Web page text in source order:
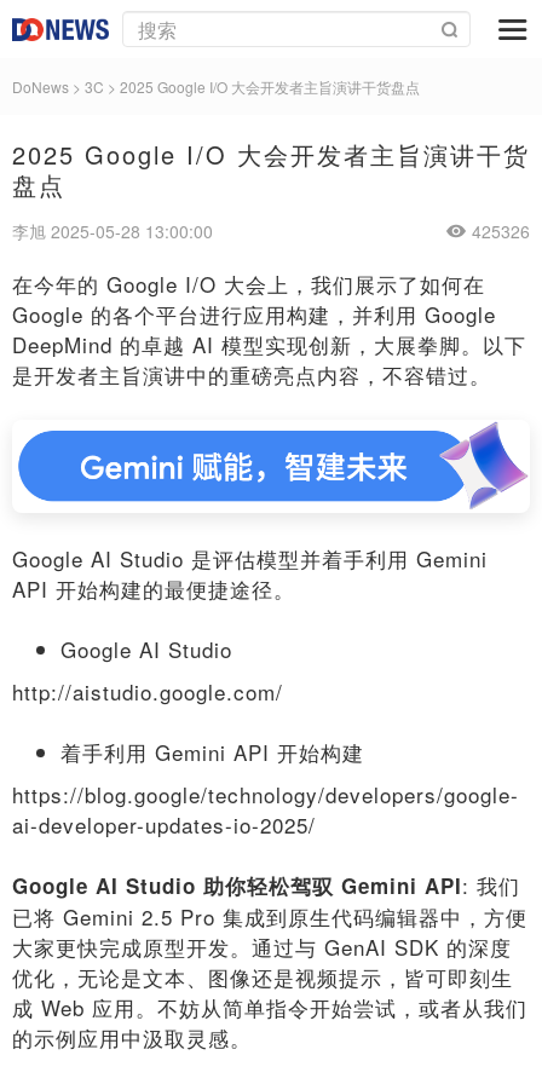
DoNews > 3C > 2025 Google I/O 大会开发者主旨演讲干货盘点
2025 Google I/O 大会开发者主旨演讲干货
盘点
李旭 2025-05-28 13:00:00 425326
在今年的 Google I/O 大会上，我们展示了如何在
Google 的各个平台进行应用构建，并利用 Google
DeepMind 的卓越 AI 模型实现创新，大展拳脚。以下
是开发者主旨演讲中的重磅亮点内容，不容错过。
Google AI Studio 是评估模型并着手利用 Gemini
API 开始构建的最便捷途径。
Google AI Studio
http://aistudio.google.com/
着手利用 Gemini API 开始构建
https://blog.google/technology/developers/google-
ai-developer-updates-io-2025/
Google AI Studio 助你轻松驾驭 Gemini API: 我们
已将 Gemini 2.5 Pro 集成到原生代码编辑器中，方便
大家更快完成原型开发。通过与 GenAI SDK 的深度
优化，无论是文本、图像还是视频提示，皆可即刻生
成 Web 应用。不妨从简单指令开始尝试，或者从我们
的示例应用中汲取灵感。